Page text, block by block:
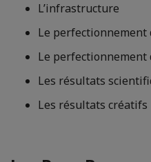
L’infrastructure
Le perfectionnement
Le perfectionnement
Les résultats
Les résultats créatifs